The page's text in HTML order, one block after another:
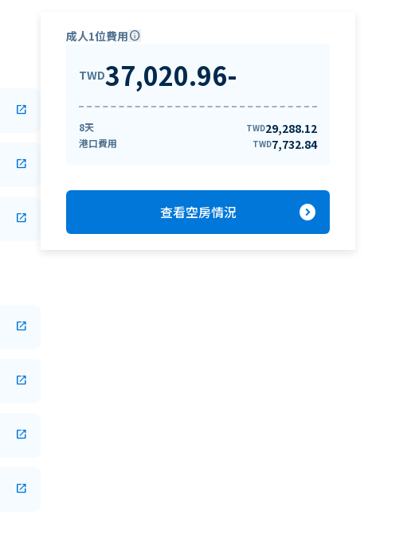
open_in_new
open_in_new
open_in_new
open_in_new
open_in_new
open_in_new
open_in_new
成人1位費用info
TWD37,020.96-
8天 TWD29,288.12
港口費用 TWD7,732.84
查看空房情況 expand_circle_right